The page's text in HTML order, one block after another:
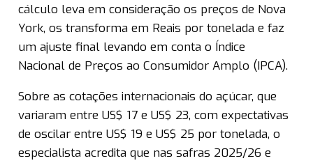
cálculo leva em consideração os preços de Nova
York, os transforma em Reais por tonelada e faz
um ajuste final levando em conta o Índice
Nacional de Preços ao Consumidor Amplo (IPCA).
Sobre as cotações internacionais do açúcar, que
variaram entre US$ 17 e US$ 23, com expectativas
de oscilar entre US$ 19 e US$ 25 por tonelada, o
especialista acredita que nas safras 2025/26 e